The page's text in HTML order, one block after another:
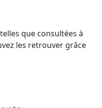
que consultées à
les retrouver grâce